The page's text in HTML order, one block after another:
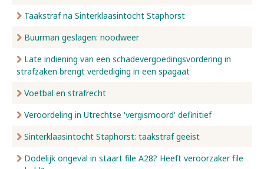
Taakstraf na Sinterklaasintocht Staphorst
Buurman geslagen: noodweer
Late indiening van een schadevergoedingsvordering in
strafzaken brengt verdediging in een spagaat
Voetbal en strafrecht
Veroordeling in Utrechtse 'vergismoord' definitief
Sinterklaasintocht Staphorst: taakstraf geëist
Dodelijk ongeval in staart file A28? Heeft veroorzaker file